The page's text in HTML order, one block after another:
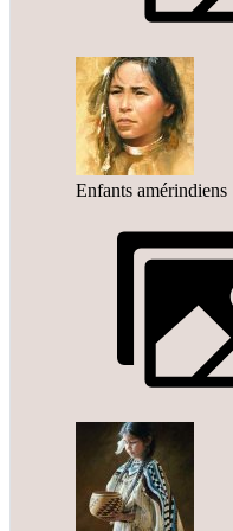
Enfants amérindiens